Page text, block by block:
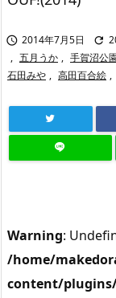
 2014年7月5日 
, 五月うか , 手賀沼公
石田みや , 高田百合絵 ,
Warning:
/home/
content/